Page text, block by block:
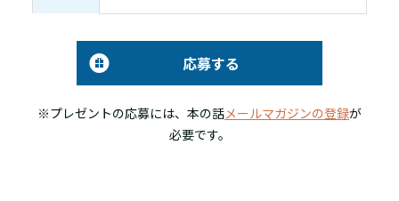
応募する
※プレゼントの応募には、本の話メールマガジンの登録が
必要です。